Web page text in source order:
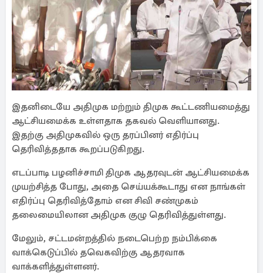
இதனிடையே அதிமுக மற்றும் திமுக கூட்டணியமைத்து
ஆட்சியமைக்க உள்ளதாக தகவல் வெளியானது.
இதற்கு அதிமுகவில் ஒரு தரப்பினர் எதிர்ப்பு
தெரிவித்ததாக கூறப்படுகிறது.
எடப்பாடி பழனிச்சாமி திமுக ஆதரவுடன் ஆட்சியமைக்க
முயற்சித்த போது, அதை செய்யக்கூடாது என நாங்கள்
எதிர்ப்பு தெரிவித்தோம் என சிவி சண்முகம்
தலைமையிலான அதிமுக குழு தெரிவித்துள்ளது.
மேலும், சட்டமன்றத்தில் நடைபெற்ற நம்பிக்கை
வாக்கெடுப்பில் தவெகவிற்கு ஆதரவாக
வாக்களித்துள்ளனர்.